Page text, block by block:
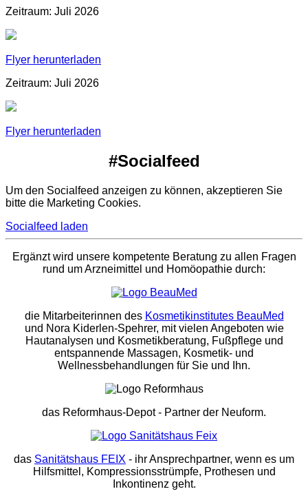
Zeitraum: Juli 2026
Flyer herunterladen
Zeitraum: Juli 2026
Flyer herunterladen
#Socialfeed
Um den Socialfeed anzeigen zu können, akzeptieren Sie
bitte die Marketing Cookies.
Socialfeed laden
Ergänzt wird unsere kompetente Beratung zu allen Fragen
rund um Arzneimittel und Homöopathie durch:
die Mitarbeiterinnen des Kosmetikinstitutes BeauMed
und Nora Kiderlen-Spehrer, mit vielen Angeboten wie
Hautanalysen und Kosmetikberatung, Fußpflege und
entspannende Massagen, Kosmetik- und
Wellnessbehandlungen für Sie und Ihn.
das Reformhaus-Depot- Partner der Neuform.
das Sanitätshaus FEIX - ihr Ansprechpartner, wenn es um
Hilfsmittel, Kompressionsstrümpfe, Prothesen und
Inkontinenz geht.